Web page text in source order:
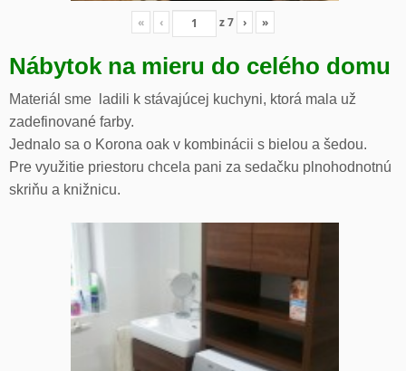
« ‹ z7 › »
Nábytok na mieru do celého domu
Materiál sme ladili k stávajúcej kuchyni, ktorá mala už
zadefinované farby.
Jednalo sa o Korona oak v kombinácii s bielou a šedou.
Pre využitie priestoru chcela pani za sedačku plnohodnotnú
skriňu a knižnicu.